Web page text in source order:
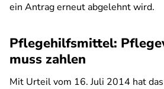
ein Antrag erneut abgelehnt wird.
Pflegehilfsmittel:
muss zahlen
Mit Urteil vom 16. Juli 2014 hat